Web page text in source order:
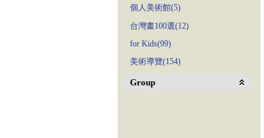
個人美術館(5)
台灣畫100選(12)
for Kids(99)
美術導覽(154)
Group